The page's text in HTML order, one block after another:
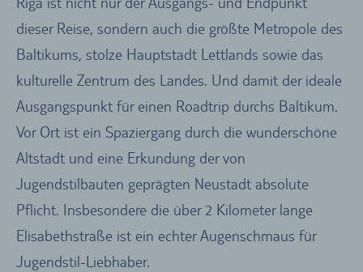
dieser Reise, sondern auch die größte Metropole des
Baltikums, stolze Hauptstadt Lettlands sowie das
kulturelle Zentrum des Landes. Und damit der ideale
Ausgangspunkt für einen Roadtrip durchs Baltikum.
Vor Ort ist ein Spaziergang durch die wunderschöne
Altstadt und eine Erkundung der von
Jugendstilbauten geprägten Neustadt absolute
Pflicht. Insbesondere die über 2 Kilometer lange
Elisabethstraße ist ein echter Augenschmaus für
Jugendstil-Liebhaber.